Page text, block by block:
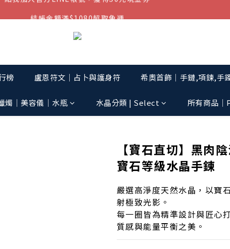
結帳金額滿$1080超取免運
榜 盧恩符文｜占卜與護身符 希奧首飾│手鏈,項鍊,手
燭│美容儀│水瓶 水晶分類 | Select 所有商品
【寶石直切】黑肉
寶石等級水晶手鍊
嚴選高淨度天然水晶，以寶
射極致光影。
每一圈皆為精準設計與匠心
質感與能量平衡之美。